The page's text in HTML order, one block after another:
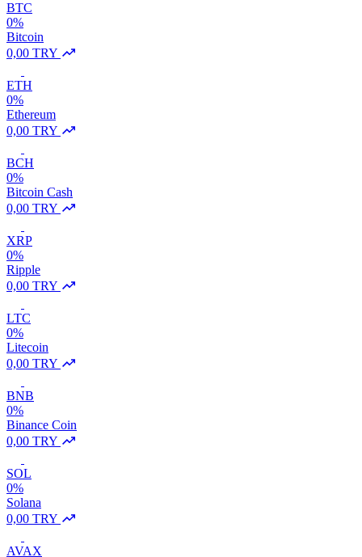
BTC
0%
Bitcoin
0,00 TRY
ETH
0%
Ethereum
0,00 TRY
BCH
0%
Bitcoin Cash
0,00 TRY
XRP
0%
Ripple
0,00 TRY
LTC
0%
Litecoin
0,00 TRY
BNB
0%
Binance Coin
0,00 TRY
SOL
0%
Solana
0,00 TRY
AVAX